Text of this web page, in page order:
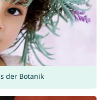
der Botanik